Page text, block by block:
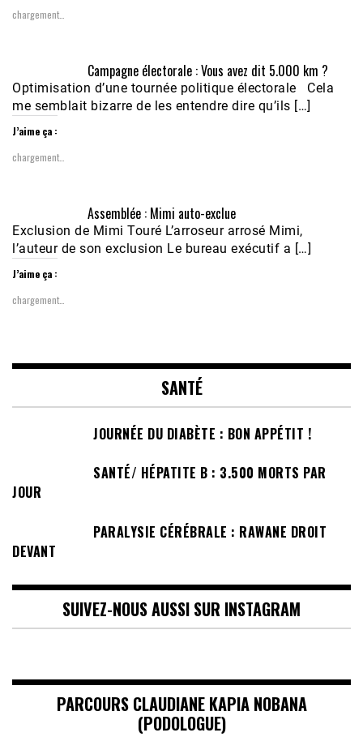
chargement…
Campagne électorale : Vous avez dit 5.000 km ?
Optimisation d’une tournée politique électorale Cela
me semblait bizarre de les entendre dire qu’ils […]
J’aime ça :
chargement…
Assemblée : Mimi auto-exclue
Exclusion de Mimi Touré L’arroseur arrosé Mimi,
l’auteur de son exclusion Le bureau exécutif a […]
J’aime ça :
chargement…
SANTÉ
JOURNÉE DU DIABÈTE : BON APPÉTIT !
SANTÉ/ HÉPATITE B : 3.500 MORTS PAR
JOUR
PARALYSIE CÉRÉBRALE : RAWANE DROIT
DEVANT
SUIVEZ-NOUS AUSSI SUR INSTAGRAM
PARCOURS CLAUDIANE KAPIA NOBANA
(PODOLOGUE)